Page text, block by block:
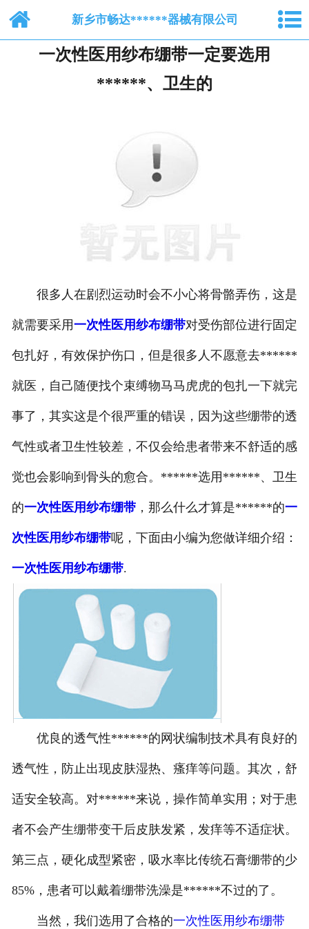
网站首页
关于我们
纺布系列
在线留言
联系我们
新乡市畅达******器械有限公司
一次性医用纱布绷带一定要选用
******、卫生的
很多人在剧烈运动时会不小心将骨骼弄伤，这是
就需要采用一次性医用纱布绷带对受伤部位进行固定
包扎好，有效保护伤口，但是很多人不愿意去******
就医，自己随便找个束缚物马马虎虎的包扎一下就完
事了，其实这是个很严重的错误，因为这些绷带的透
气性或者卫生性较差，不仅会给患者带来不舒适的感
觉也会影响到骨头的愈合。******选用******、卫生
的一次性医用纱布绷带，那么什么才算是******的一
次性医用纱布绷带呢，下面由小编为您做详细介绍：
一次性医用纱布绷带.
优良的透气性******的网状编制技术具有良好的
透气性，防止出现皮肤湿热、瘙痒等问题。其次，舒
适安全较高。对******来说，操作简单实用；对于患
者不会产生绷带变干后皮肤发紧，发痒等不适症状。
第三点，硬化成型紧密，吸水率比传统石膏绷带的少
85%，患者可以戴着绷带洗澡是******不过的了。
当然，我们选用了合格的一次性医用纱布绷带